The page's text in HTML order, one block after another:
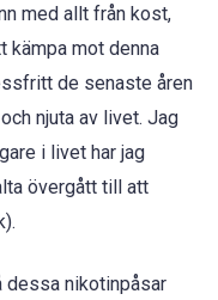
med allt från kost,
kämpa mot denna
de senaste åren
njuta av livet. Jag
i livet har jag
övergått till att
dessa nikotinpåsar